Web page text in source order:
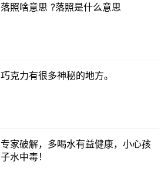
落照啥意思 ?落照是什么意思
巧克力有很多神秘的地方。
专家破解，多喝水有益健康，小心孩
子水中毒！